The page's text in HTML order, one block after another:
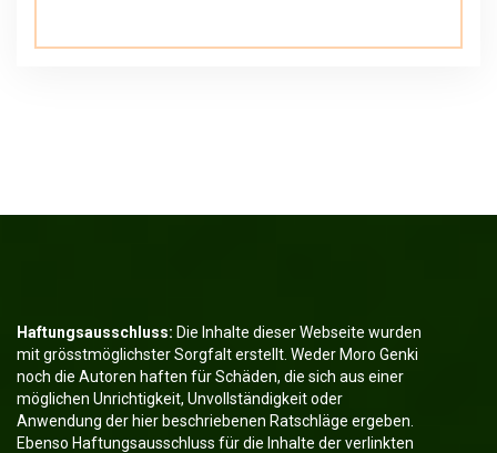
Haftungsausschluss: Die Inhalte dieser Webseite wurden
mit grösstmöglichster Sorgfalt erstellt. Weder Moro Genki
noch die Autoren haften für Schäden, die sich aus einer
möglichen Unrichtigkeit, Unvollständigkeit oder
Anwendung der hier beschriebenen Ratschläge ergeben.
Ebenso Haftungsausschluss für die Inhalte der verlinkten